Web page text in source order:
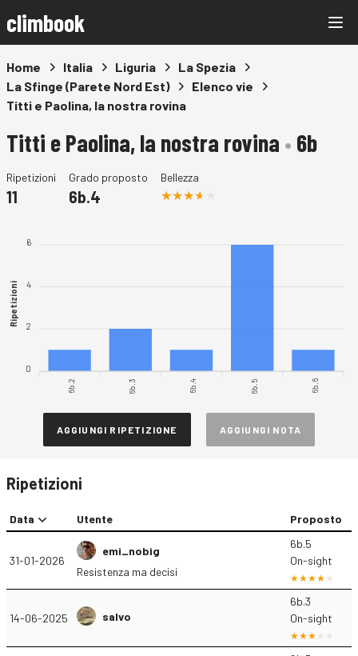
climbook
Home Italia Liguria
La Spezia
La Sfinge (Parete Nord Est)
Elenco vie
Titti e Paolina, la nostra rovina
Titti e Paolina, la nostra rovina • 6b
Ripetizioni
11
Grado proposto
6b.4
Bellezza
6
4
2
0
Ripetizioni
6b.2 6b.3 6b.4 6b.5 6b.6
AGGIUNGI RIPETIZIONE AGGIUNGI NOTA
Ripetizioni
Data Utente Proposto
31-01-2026
emi_nobig
Resistenza ma decisi
6b.5
On-sight
14-06-2025 salvo
6b.3
On-sight